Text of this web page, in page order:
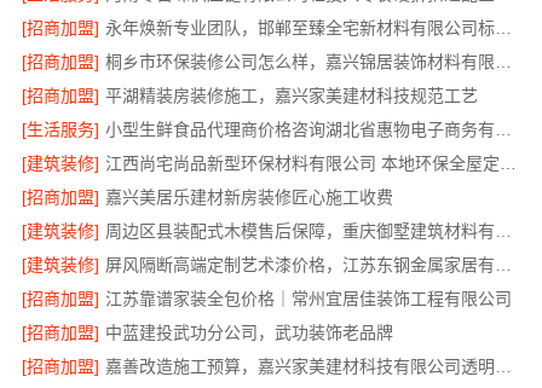
[招商加盟]
永年焕新专业团队，邯郸至臻全宅新材料有限公司标准化施工效率高
[招商加盟]
[招商加盟] 平湖精装房装修施工，嘉兴家美建材科技规范工艺
[生活服务]
[建筑装修]
[招商加盟] 嘉兴美居乐建材新房装修匠心施工收费
[建筑装修]
[建筑装修]
[招商加盟] 江苏靠谱家装全包价格｜常州宜居佳装饰工程有限公司
[招商加盟] 中蓝建投武功分公司，武功装饰老品牌
[招商加盟]